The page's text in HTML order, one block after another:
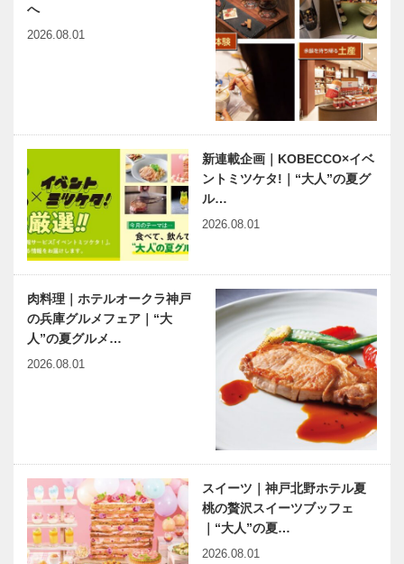
へ
2026.08.01
新連載企画｜KOBECCO×イベ
ントミツケタ!｜“大人”の夏グ
ル…
2026.08.01
肉料理｜ホテルオークラ神戸
の兵庫グルメフェア｜“大
人”の夏グルメ…
2026.08.01
スイーツ｜神戸北野ホテル夏
桃の贅沢スイーツブッフェ
｜“大人”の夏…
2026.08.01